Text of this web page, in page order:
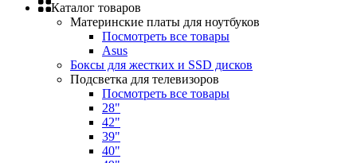
Каталог товаров
Материнские платы для ноутбуков
Посмотреть все товары
Asus
Боксы для жестких и SSD дисков
Подсветка для телевизоров
Посмотреть все товары
28"
42"
39"
40"